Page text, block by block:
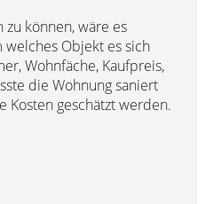
können, wäre es
welches Objekt es sich
Wohnfäche, Kaufpreis,
die Wohnung saniert
Kosten geschätzt werden.